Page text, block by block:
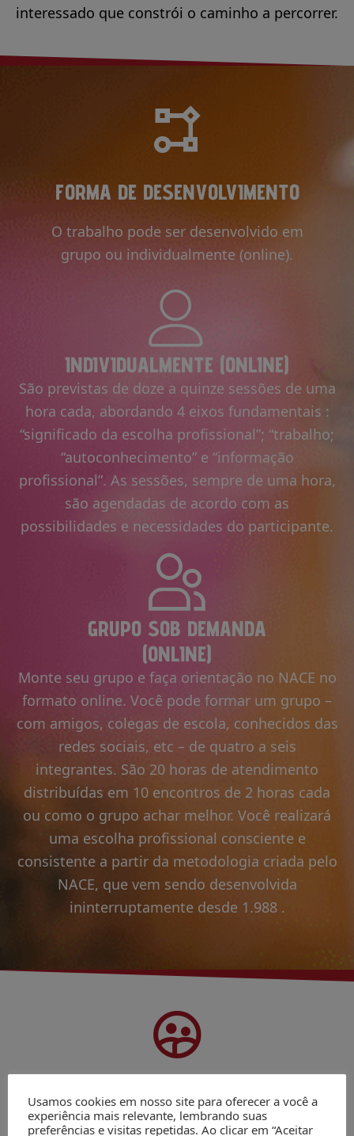
interessado que constrói o caminho a percorrer.
FORMA DE DESENVOLVIMENTO
O trabalho pode ser desenvolvido em
grupo ou individualmente (online).
INDIVIDUALMENTE (ONLINE)
São previstas de doze a quinze sessões de uma
hora cada, abordando 4 eixos fundamentais :
“significado da escolha profissional”; “trabalho;
“autoconhecimento” e “informação
profissional”. As sessões, sempre de uma hora,
são agendadas de acordo com as
possibilidades e necessidades do participante.
GRUPO SOB DEMANDA
(ONLINE)
Monte seu grupo e faça orientação no NACE no
formato online. Você pode formar um grupo –
com amigos, colegas de escola, conhecidos das
redes sociais, etc – de quatro a seis
integrantes. São 20 horas de atendimento
distribuídas em 10 encontros de 2 horas cada
ou como o grupo achar melhor. Você realizará
uma escolha profissional consciente e
consistente a partir da metodologia criada pelo
NACE, que vem sendo desenvolvida
ininterruptamente desde 1.988 .
A QUEM DESTINA
Usamos cookies em nosso site para oferecer a você a
experiência mais relevante, lembrando suas
preferências e visitas repetidas. Ao clicar em “Aceitar